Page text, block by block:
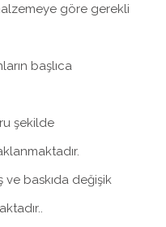
göre gerekli
başlıca
şekilde
baskıda değişik